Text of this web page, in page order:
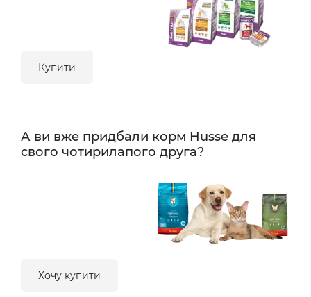
Купити
А ви вже придбали корм Husse для
свого чотирилапого друга?
Хочу купити